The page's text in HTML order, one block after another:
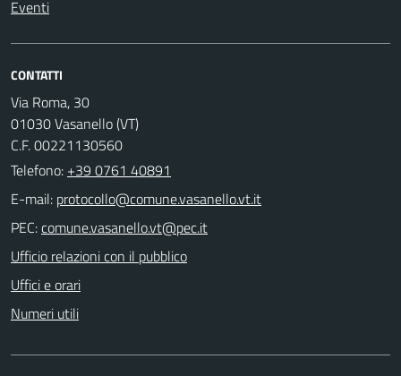
Eventi
CONTATTI
Via Roma, 30
01030 Vasanello (VT)
C.F. 00221130560
Telefono: +39 0761 40891
E-mail:
PEC:
Ufficio relazioni con il pubblico
Uffici e orari
Numeri utili